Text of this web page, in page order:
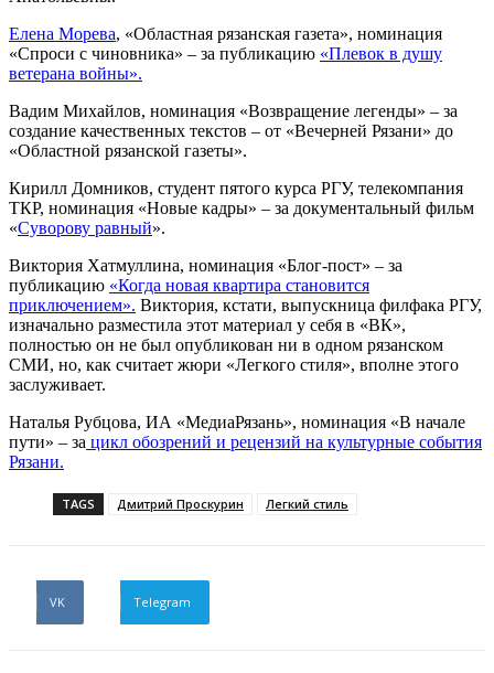
Елена Морева, «Областная рязанская газета», номинация
«Спроси с чиновника» – за публикацию «Плевок в душу
ветерана войны».
Вадим Михайлов, номинация «Возвращение легенды» – за
создание качественных текстов – от «Вечерней Рязани» до
«Областной рязанской газеты».
Кирилл Домников, студент пятого курса РГУ, телекомпания
ТКР, номинация «Новые кадры» – за документальный фильм
«Суворову равный».
Виктория Хатмуллина, номинация «Блог-пост» – за
публикацию «Когда новая квартира становится
приключением». Виктория, кстати, выпускница филфака РГУ,
изначально разместила этот материал у себя в «ВК»,
полностью он не был опубликован ни в одном рязанском
СМИ, но, как считает жюри «Легкого стиля», вполне этого
заслуживает.
Наталья Рубцова, ИА «МедиаРязань», номинация «В начале
пути» – за цикл обозрений и рецензий на культурные события
Рязани.
TAGS Дмитрий Проскурин Легкий стиль
VK Telegram